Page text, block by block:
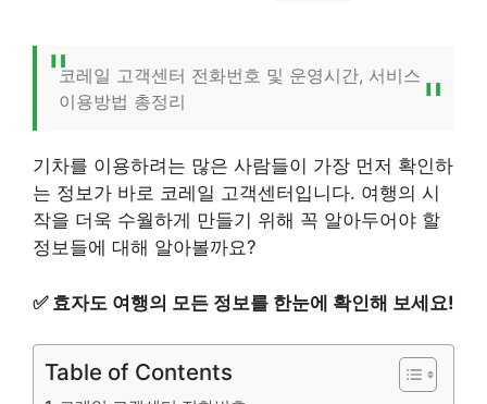
코레일 고객센터 전화번호 및 운영시간, 서비스
이용방법 총정리
기차를 이용하려는 많은 사람들이 가장 먼저 확인하
는 정보가 바로 코레일 고객센터입니다. 여행의 시
작을 더욱 수월하게 만들기 위해 꼭 알아두어야 할
정보들에 대해 알아볼까요?
✅ 효자도 여행의 모든 정보를 한눈에 확인해 보세요!
Table of Contents